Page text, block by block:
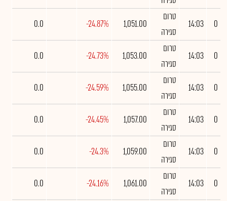
0
14:03
טרום
סגירה
1,051.00
-24.87%
0.0
0
14:03
טרום
סגירה
1,053.00
-24.73%
0.0
0
14:03
טרום
סגירה
1,055.00
-24.59%
0.0
0
14:03
טרום
סגירה
1,057.00
-24.45%
0.0
0
14:03
טרום
סגירה
1,059.00
-24.3%
0.0
0
14:03
טרום
סגירה
1,061.00
-24.16%
0.0